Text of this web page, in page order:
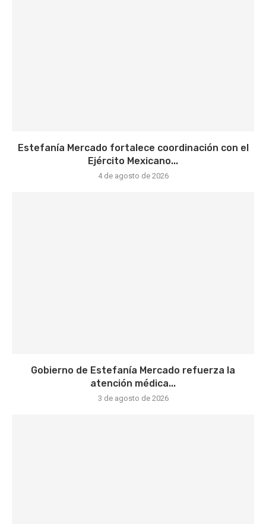
Estefanía Mercado fortalece coordinación con el
Ejército Mexicano...
4 de agosto de 2026
Gobierno de Estefanía Mercado refuerza la
atención médica...
3 de agosto de 2026